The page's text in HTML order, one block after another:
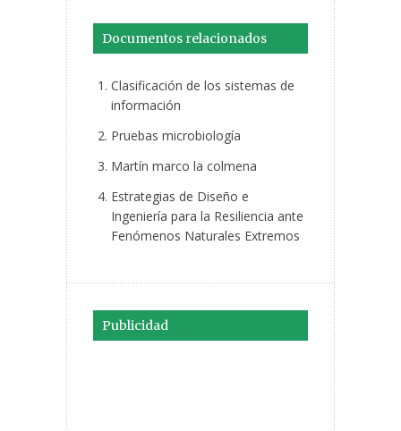
Documentos relacionados
Clasificación de los sistemas de
información
Pruebas microbiología
Martín marco la colmena
Estrategias de Diseño e
Ingeniería para la Resiliencia ante
Fenómenos Naturales Extremos
Publicidad